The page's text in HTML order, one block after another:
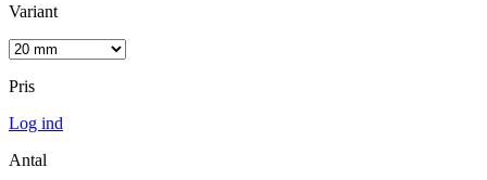
Variant
Pris
Log ind
Antal